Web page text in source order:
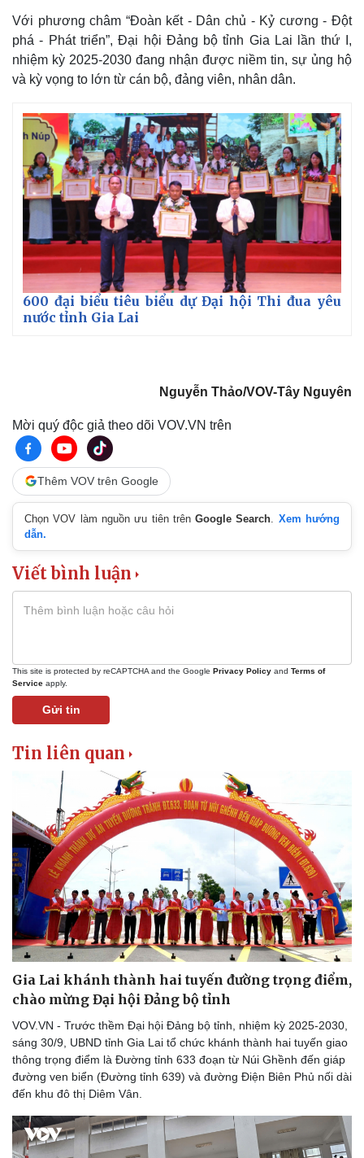
Thể thao
Bóng đá
eSports
Hậu trường
Ô tô - Xe máy
Với phương châm “Đoàn kết - Dân chủ - Kỷ cương - Đột
phá - Phát triển”, Đại hội Đảng bộ tỉnh Gia Lai lần thứ I,
nhiệm kỳ 2025-2030 đang nhận được niềm tin, sự ủng hộ
và kỳ vọng to lớn từ cán bộ, đảng viên, nhân dân.
600 đại biểu tiêu biểu dự Đại hội Thi đua yêu
nước tỉnh Gia Lai
Nguyễn Thảo/VOV-Tây Nguyên
Mời quý độc giả theo dõi VOV.VN trên
Thêm VOV trên Google
Chọn VOV làm nguồn ưu tiên trênGoogle Search
Xem hướng
dẫn.
Viết bình luận
This site is protected by reCAPTCHA and the Google Privacy Policy and Terms of
Service apply.
Gửi tin
Tin liên quan
Gia Lai khánh thành hai tuyến đường trọng điểm,
chào mừng Đại hội Đảng bộ tỉnh
VOV.VN - Trước thềm Đại hội Đảng bộ tỉnh, nhiệm kỳ 2025-2030,
sáng 30/9, UBND tỉnh Gia Lai tổ chức khánh thành hai tuyến giao
thông trọng điểm là Đường tỉnh 633 đoạn từ Núi Ghềnh đến giáp
đường ven biển (Đường tỉnh 639) và đường Điện Biên Phủ nối dài
đến khu đô thị Diêm Vân.